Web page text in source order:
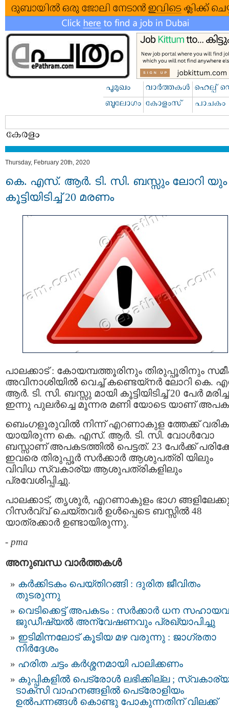
Thursday, February 20th, 2020
കെ. എസ്. ആര്‍. ടി. സി. ബസ്സും ലോറി യും
കൂട്ടിയിടിച്ച് 20 മരണം
പാലക്കാട് : കോയമ്പത്തൂരിനും തിരുപ്പൂരിനും
അവിനാശിയില്‍ വെച്ച് കണ്ടെയ്‌നര്‍ ലോറി കെ.
ആര്‍. ടി. സി. ബസ്സു മായി കൂട്ടിയിടിച്ച് 20 പേര്‍
ഇന്നു പുലര്‍ച്ചെ മൂന്നര മണി യോടെ യാണ്
ബെംഗളൂരുവില്‍ നിന്ന് എറണാകുള ത്തേക്ക് വരിക
യായിരുന്ന കെ. എസ്. ആര്‍. ടി. സി. വോള്‍വോ
ബസ്സാണ് അപകടത്തില്‍ പെട്ടത്. 23 പേർക്ക്
ഇവരെ തിരുപ്പൂർ സർക്കാർ ആശുപത്രി യിലും
വിവിധ സ്വകാര്യ ആശുപത്രികളിലും
പ്രവേശിപ്പിച്ചു.
പാലക്കാട്, തൃശൂർ, എറണാകുളം ഭാഗ
റിസര്‍വ്വ് ചെയ്തവര്‍ ഉൾപ്പെടെ ബസ്സില്‍ 48
യാത്രക്കാര്‍ ഉണ്ടായിരുന്നു.
- pma
അനുബന്ധ വാര്‍ത്തകള്‍
കർക്കിടകം പെയ്തിറങ്ങി : ദുരിത ജീവിതം
തുടരുന്നു
വെടിക്കെട്ട് അപകടം : സർക്കാർ ധന
ജുഡീഷ്യൽ അന്വേഷണവും പ്രഖ്യാപിച്ചു
ഇടിമിന്നലോട് കൂടിയ മഴ വരുന്നു : ജാഗ്രതാ
നിർദ്ദേശം
ഹരിത ചട്ടം കർശ്ശനമായി പാലിക്കണം
കുപ്പികളില്‍ പെട്രോള്‍ ലഭിക്കില്ല ;
ടാക്സി വാഹനങ്ങളില്‍ പെട്രോളിയം
ഉൽപന്നങ്ങള്‍ കൊണ്ടു പോകുന്നതിന് വിലക്ക്